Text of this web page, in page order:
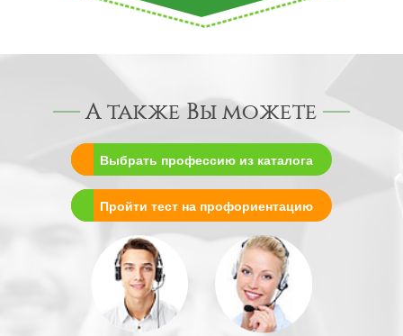
А также Вы можете
Выбрать профессию из каталога
Пройти тест на профориентацию